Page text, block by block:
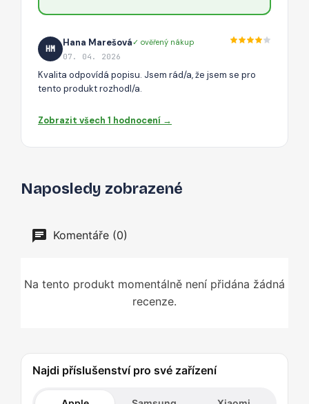
HM
Hana Marešová✓ ověřený nákup
07. 04. 2026
Kvalita odpovídá popisu. Jsem rád/a, že jsem se pro
tento produkt rozhodl/a.
Zobrazit všech 1 hodnocení →
Naposledy zobrazené
Komentáře (0)
Na tento produkt momentálně není přidána žádná
recenze.
Najdi příslušenství pro své zařízení